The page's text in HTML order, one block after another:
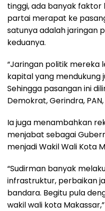
tinggi, ada banyak
partai merapat ke
satunya adalah jaringan
keduanya.
“Jaringan politik mereka
kapital yang mendukung
Sehingga pasangan ini
Demokrat, Gerindra, PAN,
Ia juga menambahkan
menjabat sebagai
menjadi Wakil Wali Kota
“Sudirman banyak
infrastruktur, perbaikan
bandara. Begitu pula
wakil wali kota